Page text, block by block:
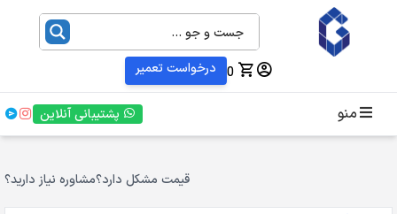
0 درخواست تعمیر
منو پشتیبانی آنلاین
قیمت مشکل دارد؟مشاوره نیاز دارید؟